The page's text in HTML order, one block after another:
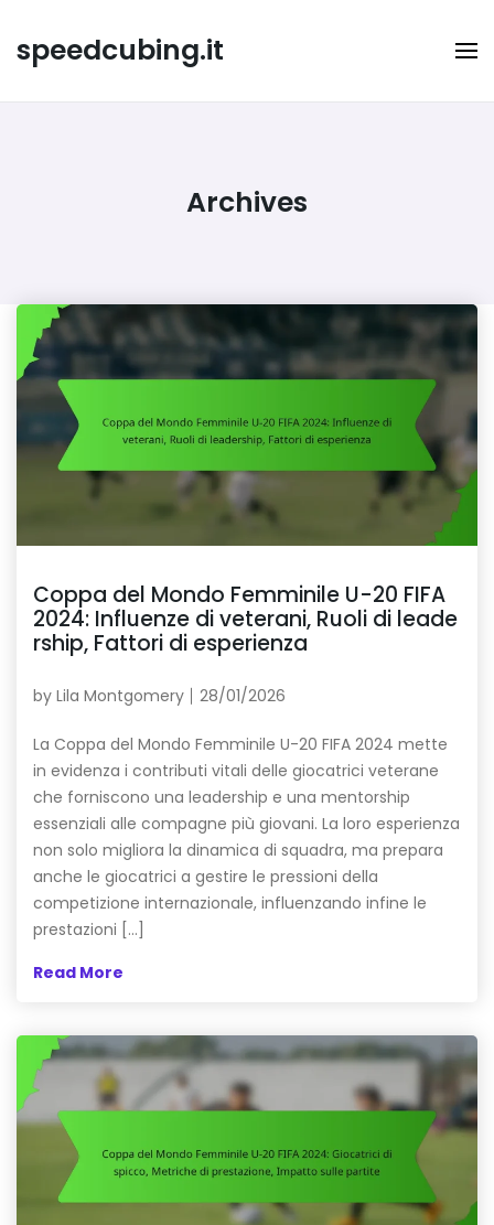
content
speedcubing.it
Archives
Coppa del Mondo Femminile U-20 FIFA
2024: Influenze di veterani, Ruoli di leade
rship, Fattori di esperienza
by Lila Montgomery 28/01/2026
La Coppa del Mondo Femminile U-20 FIFA 2024 mette
in evidenza i contributi vitali delle giocatrici veterane
che forniscono una leadership e una mentorship
essenziali alle compagne più giovani. La loro esperienza
non solo migliora la dinamica di squadra, ma prepara
anche le giocatrici a gestire le pressioni della
competizione internazionale, influenzando infine le
prestazioni […]
Read More